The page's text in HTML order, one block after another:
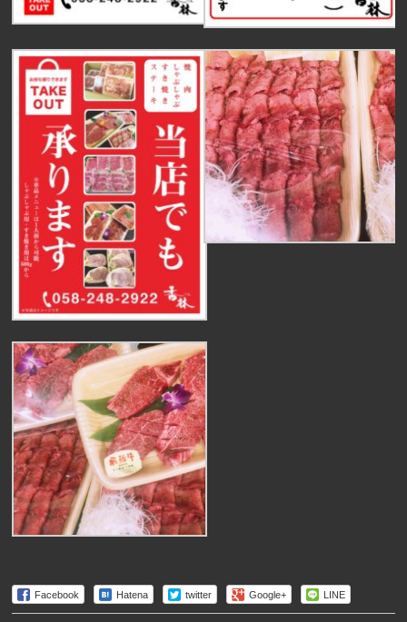
Facebook Hatena twitter Google+ LINE